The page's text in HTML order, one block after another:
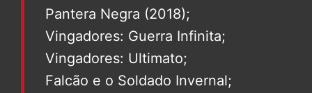
Pantera Negra (2018);
Vingadores: Guerra Infinita;
Vingadores: Ultimato;
Falcão e o Soldado Invernal;